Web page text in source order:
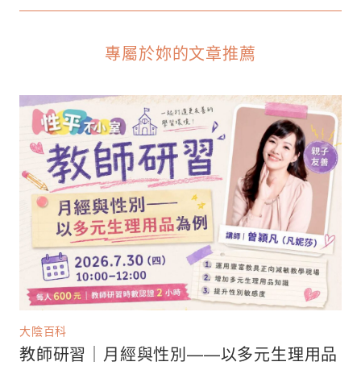
專屬於妳的文章推薦
大陰百科
教師研習｜月經與性別——以多元生理用品